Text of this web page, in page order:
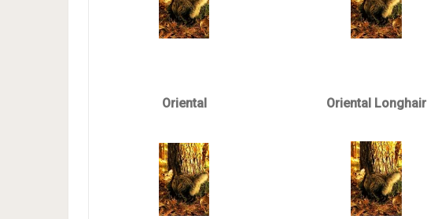
Oriental Oriental Longhair